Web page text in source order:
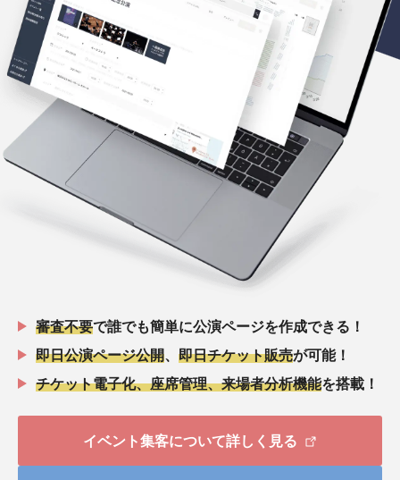
審査不要で誰でも簡単に公演ページを作成できる！
即日公演ページ公開
即日チケット販売が可能！
チケット電子化、座席管理、来場者分析機能を搭載！
イベント集客について詳しく見る